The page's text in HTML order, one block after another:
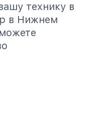
технику в
в Нижнем